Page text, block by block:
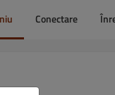
Conectare